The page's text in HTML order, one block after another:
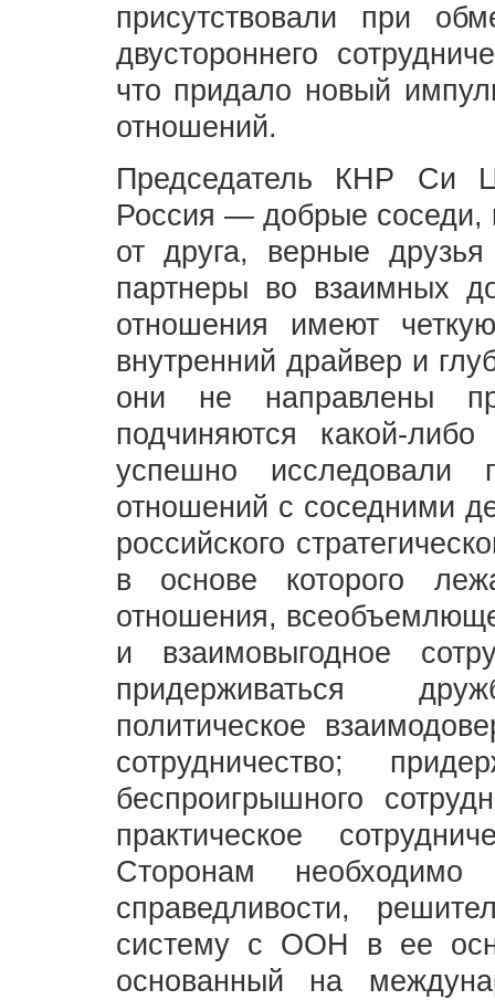
присутствовали при
двустороннего
что придало новый
отношений.
Председатель КНР Си
Россия — добрые соседи,
от друга, верные
партнеры во взаимных
отношения имеют
внутренний драйвер и
они не направлены
подчиняются какой-
успешно исследовали
отношений с соседними
российского
в основе которого
отношения,
и взаимовыгодное
придерживаться
политическое
сотрудничество;
беспроигрышного
практическое
Сторонам необходимо
справедливости,
систему с ООН в ее
основанный на